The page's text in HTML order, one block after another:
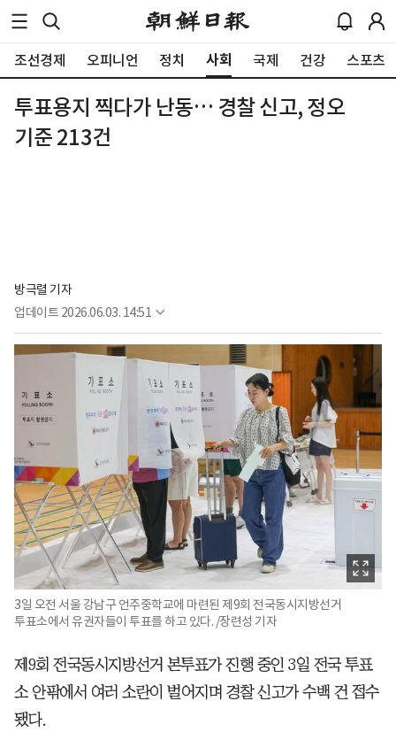
조선경제 오피니언 정치 사회 국제 건강 스포츠
투표용지 찍다가 난동… 경찰 신고, 정오
기준 213건
방극렬 기자
업데이트 2026.06.03. 14:51
3일 오전 서울 강남구 언주중학교에 마련된 제9회 전국동시지방선거
투표소에서 유권자들이 투표를 하고 있다. /장련성 기자
제9회 전국동시지방선거 본투표가 진행 중인 3일 전국 투표
소 안팎에서 여러 소란이 벌어지며 경찰 신고가 수백 건 접수
됐다.